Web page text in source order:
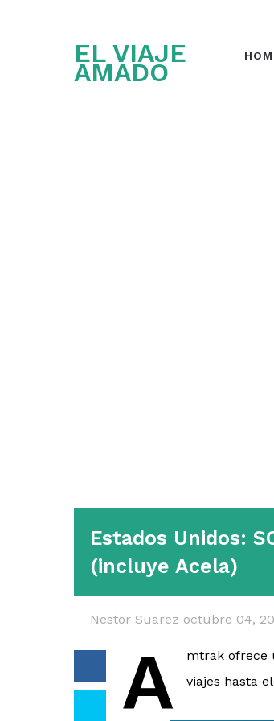
EL VIAJE
AMADO
Estados Unidos:
(incluye Acela)
Nestor Suarez octubre 04,
A
mtrak ofrece
viajes hasta